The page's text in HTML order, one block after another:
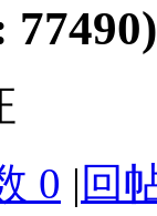
0 | 回